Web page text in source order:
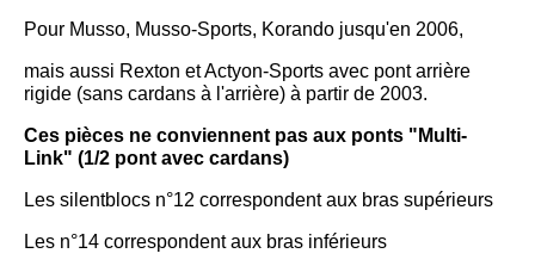
Pour Musso, Musso-Sports, Korando jusqu'en 2006,
mais aussi Rexton et Actyon-Sports avec pont arrière
rigide (sans cardans à l'arrière) à partir de 2003.
Ces pièces ne conviennent pas aux ponts "Multi-
Link" (1/2 pont avec cardans)
Les silentblocs n°12 correspondent aux bras supérieurs
Les n°14 correspondent aux bras inférieurs